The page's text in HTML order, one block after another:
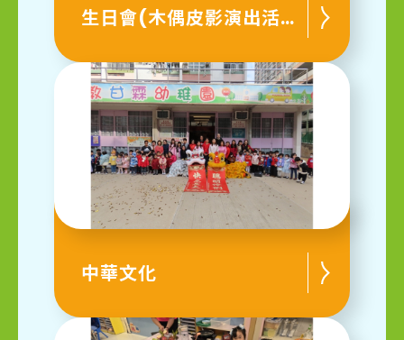
生日會(木偶皮影演出活動)
中華文化